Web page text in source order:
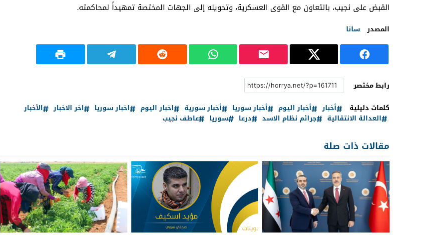
القبض على نجيب، بالتعاون مع القوى العسكرية، وتحويله إلى الجهات المختصة تمهيداً لمحاكمته.
المصدر سانا
رابط مختصر
كلمات دليلية
أخبار أخبار اليوم أخبار سوريا أخبار سورية اخبار اليوم اخبار سوريا اخر الاخبار
الأخبار
العدالة الانتقالية
جرائم نظام الاسد درعا سوريا عاطف نجيب
مقالات ذات صلة